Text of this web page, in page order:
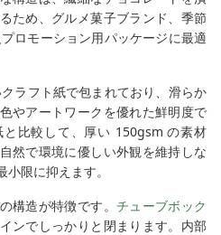
ため、グルメ菓子ブランド、季節
ロモーション用パッケージに最適
ラフト紙で包まれており、滑らか
やアートワークを優れた鮮明度で
比較して、厚い 150gsm の素材
然で環境に優しい外観を維持しな
限に抑えます。
構造が特徴です。 チューブボック
ンでしっかりと閉まります。内部